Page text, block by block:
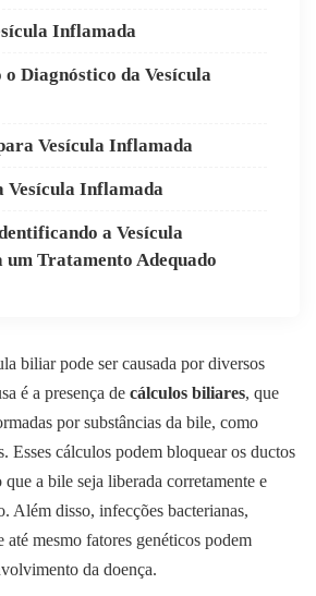
Inflamada
o Diagnóstico da Vesícula
Vesícula Inflamada
Vesícula Inflamada
a Vesícula
Tratamento Adequado
biliar pode ser causada por diversos
é a presença de cálculos biliares, que
por substâncias da bile, como
Esses cálculos podem bloquear os ductos
a bile seja liberada corretamente e
Além disso, infecções bacterianas,
até mesmo fatores genéticos podem
da doença.